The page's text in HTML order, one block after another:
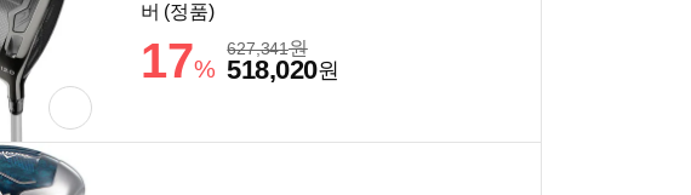
버 (정품)
17%
627,341원
518,020원